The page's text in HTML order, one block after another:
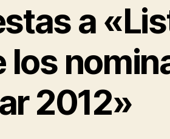
a
los
2012»